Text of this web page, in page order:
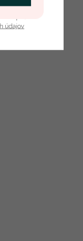
údajov